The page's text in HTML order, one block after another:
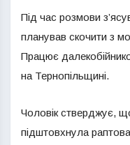
Під час розмови
планував скочити з
Працює
на Тернопільщині.
Чоловік стверджує,
підштовхнула